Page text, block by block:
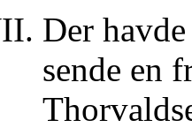
Der
sende en